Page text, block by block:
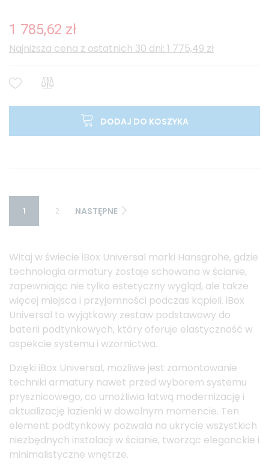
1 785,62 zł
Najniższa cena z ostatnich 30 dni: 1 775,49 zł
DODAJ DO KOSZYKA
1 2 NASTĘPNE
Witaj w świecie iBox Universal marki Hansgrohe, gdzie
technologia armatury zostaje schowana w ścianie,
zapewniając nie tylko estetyczny wygląd, ale także
więcej miejsca i przyjemności podczas kąpieli. iBox
Universal to wyjątkowy zestaw podstawowy do
baterii podtynkowych, który oferuje elastyczność w
aspekcie systemu i wzornictwa.
Dzięki iBox Universal, możliwe jest zamontowanie
techniki armatury nawet przed wyborem systemu
prysznicowego, co umożliwia łatwą modernizację i
aktualizację łazienki w dowolnym momencie. Ten
element podtynkowy pozwala na ukrycie wszystkich
niezbędnych instalacji w ścianie, tworząc eleganckie i
minimalistyczne wnętrze.